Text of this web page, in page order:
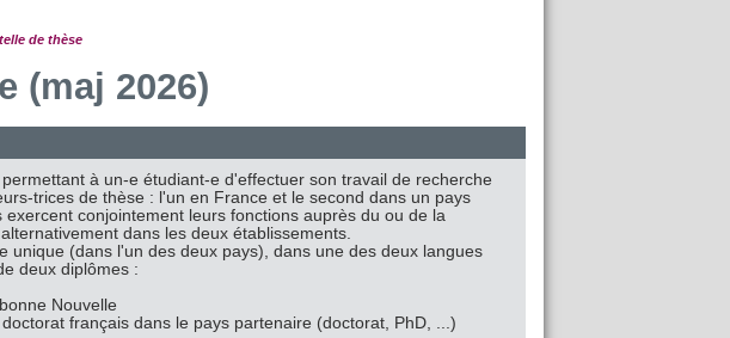
de thèse
(maj 2026)
à un-e étudiant-e d'effectuer son travail de recherche
trices de thèse : l'un en France et le second dans un pays
conjointement leurs fonctions auprès du ou de la
dans les deux établissements.
unique (dans l'un des deux pays), dans une des deux langues
deux diplômes :
Nouvelle
français dans le pays partenaire (doctorat, PhD, ...)